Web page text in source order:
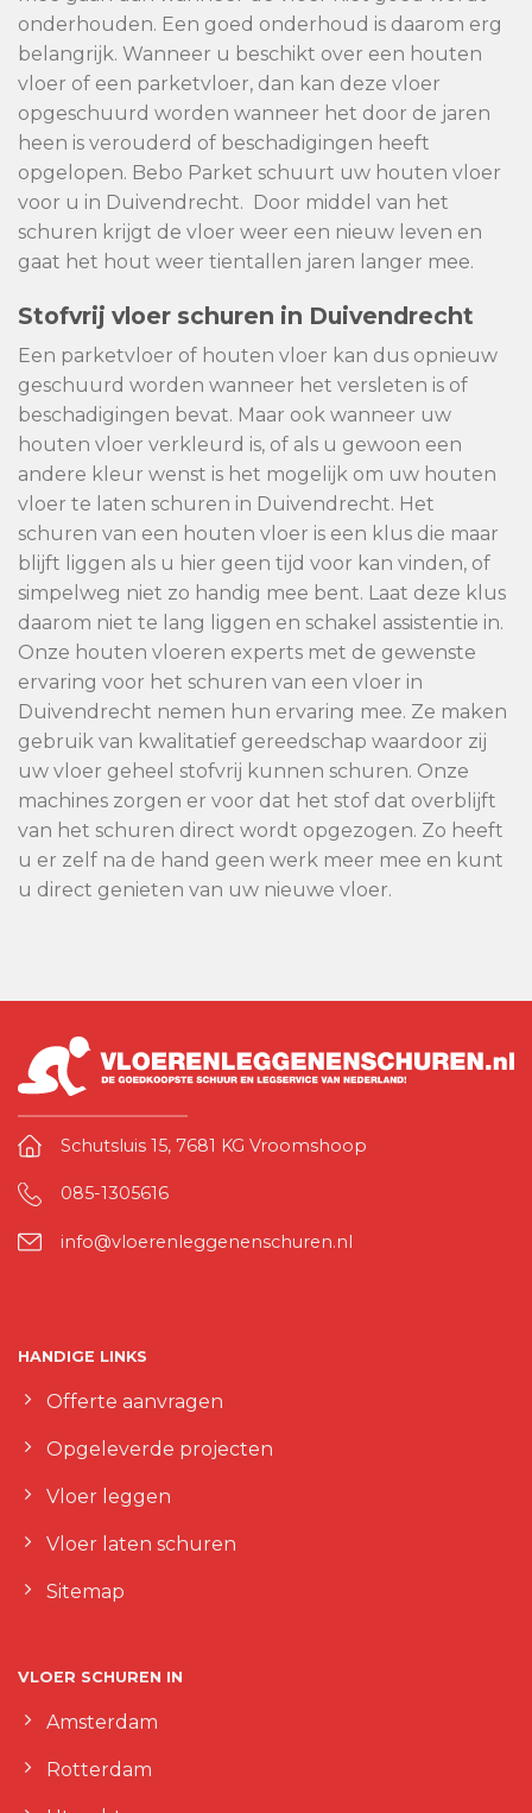
onderhouden. Een goed onderhoud is daarom erg
belangrijk. Wanneer u beschikt over een houten
vloer of een parketvloer, dan kan deze vloer
opgeschuurd worden wanneer het door de jaren
heen is verouderd of beschadigingen heeft
opgelopen. Bebo Parket schuurt uw houten vloer
voor u in Duivendrecht. Door middel van het
schuren krijgt de vloer weer een nieuw leven en
gaat het hout weer tientallen jaren langer mee.
Stofvrij vloer schuren in Duivendrecht
Een parketvloer of houten vloer kan dus opnieuw
geschuurd worden wanneer het versleten is of
beschadigingen bevat. Maar ook wanneer uw
houten vloer verkleurd is, of als u gewoon een
andere kleur wenst is het mogelijk om uw houten
vloer te laten schuren in Duivendrecht. Het
schuren van een houten vloer is een klus die maar
blijft liggen als u hier geen tijd voor kan vinden, of
simpelweg niet zo handig mee bent. Laat deze klus
daarom niet te lang liggen en schakel assistentie in.
Onze houten vloeren experts met de gewenste
ervaring voor het schuren van een vloer in
Duivendrecht nemen hun ervaring mee. Ze maken
gebruik van kwalitatief gereedschap waardoor zij
uw vloer geheel stofvrij kunnen schuren. Onze
machines zorgen er voor dat het stof dat overblijft
van het schuren direct wordt opgezogen. Zo heeft
u er zelf na de hand geen werk meer mee en kunt
u direct genieten van uw nieuwe vloer.
Schutsluis 15, 7681 KG Vroomshoop
085-1305616
info@vloerenleggenenschuren.nl
HANDIGE LINKS
Offerte aanvragen
Opgeleverde projecten
Vloer leggen
Vloer laten schuren
Sitemap
VLOER SCHUREN IN
Amsterdam
Rotterdam